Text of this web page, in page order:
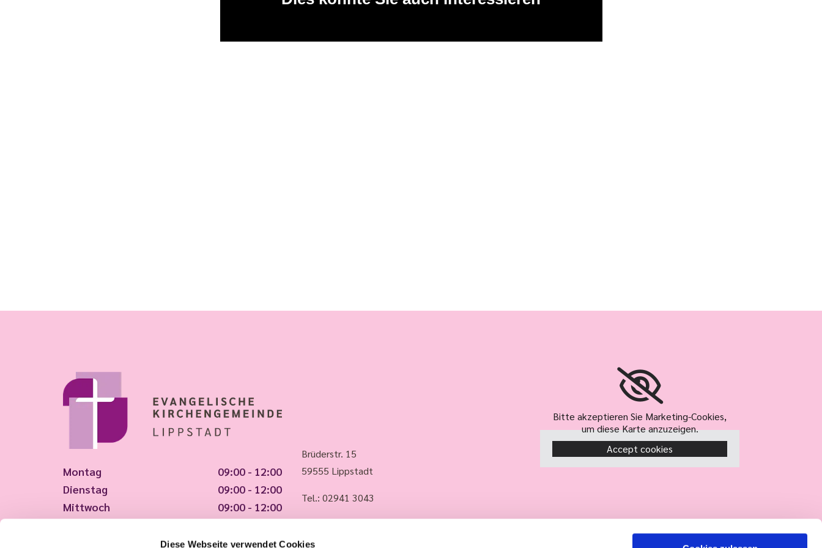
Diese Webseite verwendet Cookies
Montag
09:00 - 12:00
Dienstag
09:00 - 12:00
Mittwoch
09:00 - 12:00
09:00 - 12:00
Brüderstr. 15
59555 Lippstadt
Tel.: 02941 3043
Bitte akzeptieren Sie Marketing-Cookies,
um diese Karte anzuzeigen.
Accept cookies